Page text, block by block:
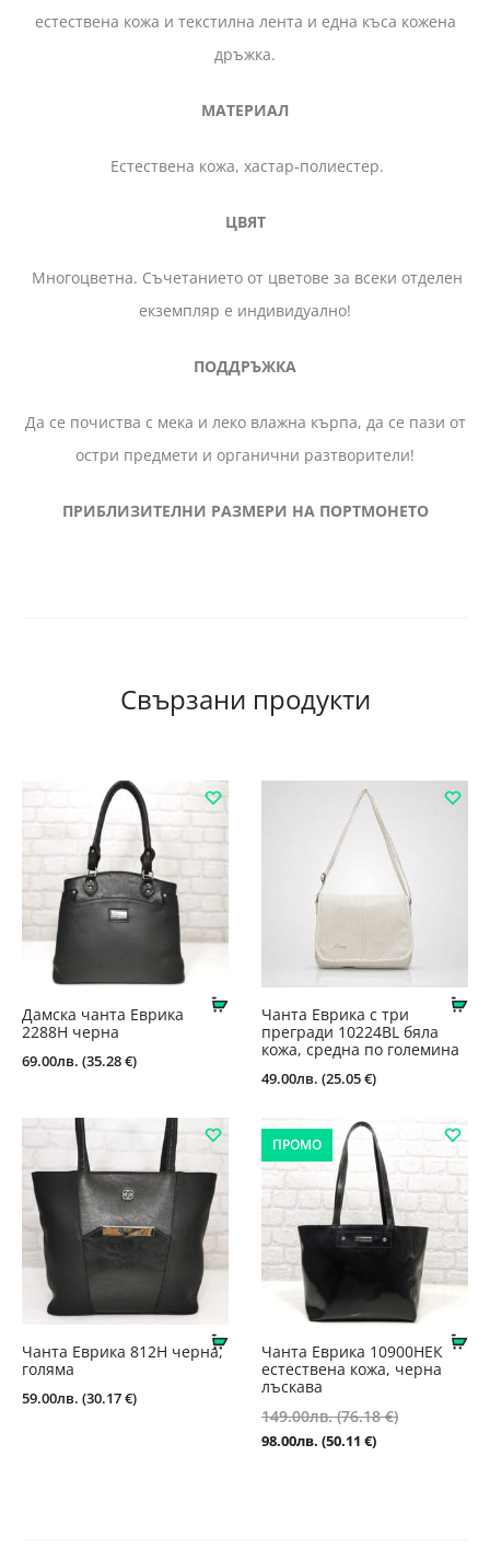
естествена кожа и текстилна лента и една къса кожена
дръжка.
МАТЕРИАЛ
Естествена кожа, хастар-полиестер.
ЦВЯТ
Многоцветна. Съчетанието от цветове за всеки отделен
екземпляр е индивидуално!
ПОДДРЪЖКА
Да се почиства с мека и леко влажна кърпа, да се пази от
остри предмети и органични разтворители!
ПРИБЛИЗИТЕЛНИ РАЗМЕРИ НА ПОРТМОНЕТО
Свързани продукти
Купи
Дамска чанта Еврика
2288Н черна
69.00лв. (35.28 €)
Чанта Еврика с три
прегради 10224BL бяла
кожа, средна по големина
49.00лв. (25.05 €)
Купи
Чанта Еврика 812Н черна,
голяма
59.00лв. (30.17 €)
ПРОМО
Чанта Еврика 10900НЕК
естествена кожа, черна
лъскава
149.00лв. (76.18 €)Original
98.00лв. (50.11 €)Текущата